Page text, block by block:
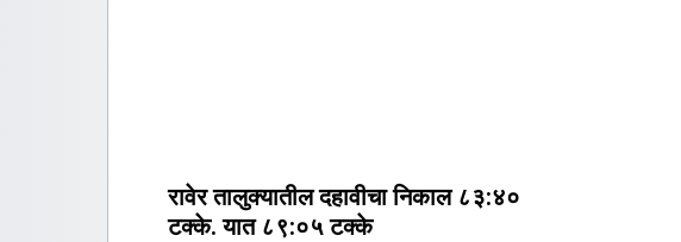
रावेर तालुक्यातील दहावीचा निकाल ८३:४०
टक्के. यात ८९:०५ टक्के